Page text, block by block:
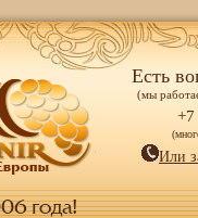
Есть
(мы
+7
Или